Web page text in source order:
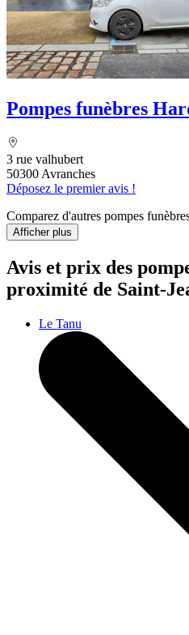
Pompes funèbres
3 rue valhubert
50300 Avranches
Déposez le premier avis !
Comparez d'autres pompes
Afficher plus
Avis et prix des
proximité de Saint-
Le Tanu